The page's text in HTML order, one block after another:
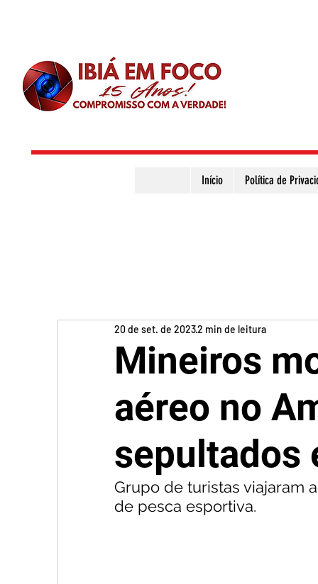
Início Política de
Mineiros
aéreo no
sepultados
20 de set. de 20232 min de leitura
Grupo de turistas viajaram
de pesca esportiva.